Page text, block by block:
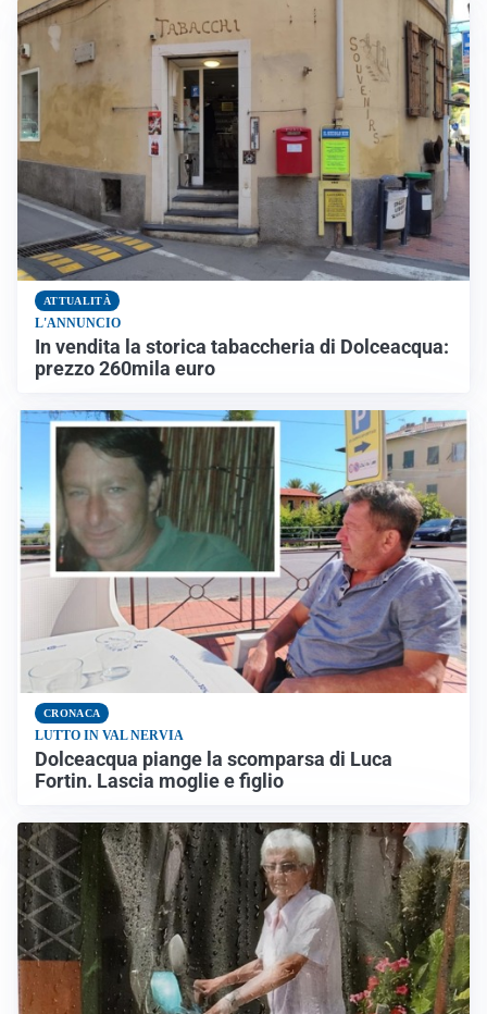
ATTUALITÀ
L'ANNUNCIO
In vendita la storica tabaccheria di Dolceacqua:
prezzo 260mila euro
CRONACA
LUTTO IN VAL NERVIA
Dolceacqua piange la scomparsa di Luca
Fortin. Lascia moglie e figlio